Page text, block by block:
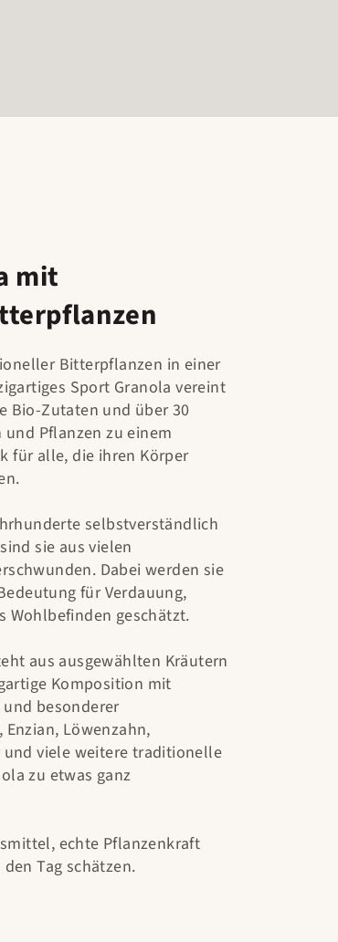
mit
Bitterpflanzen in einer
Sport Granola vereint
Bio-Zutaten und über 30
Pflanzen zu einem
für alle, die ihren Körper
selbstverständlich
sie aus vielen
Dabei werden sie
für Verdauung,
Wohlbefinden geschätzt.
aus ausgewählten Kräutern
Komposition mit
besonderer
Löwenzahn,
viele weitere traditionelle
zu etwas ganz
echte Pflanzenkraft
Tag schätzen.